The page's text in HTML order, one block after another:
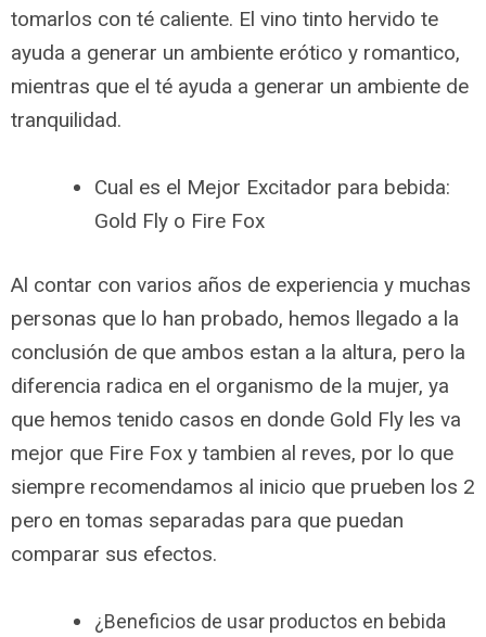
tomarlos con té caliente. El vino tinto hervido te
ayuda a generar un ambiente erótico y romantico,
mientras que el té ayuda a generar un ambiente de
tranquilidad.
Cual es el Mejor Excitador para bebida:
Gold Fly o Fire Fox
Al contar con varios años de experiencia y muchas
personas que lo han probado, hemos llegado a la
conclusión de que ambos estan a la altura, pero la
diferencia radica en el organismo de la mujer, ya
que hemos tenido casos en donde Gold Fly les va
mejor que Fire Fox y tambien al reves, por lo que
siempre recomendamos al inicio que prueben los 2
pero en tomas separadas para que puedan
comparar sus efectos.
¿Beneficios de usar productos en bebida